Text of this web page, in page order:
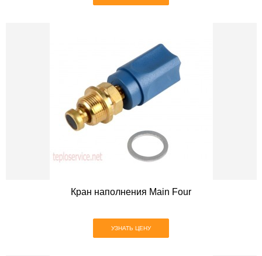
Кран наполнения Main Four
УЗНАТЬ ЦЕНУ